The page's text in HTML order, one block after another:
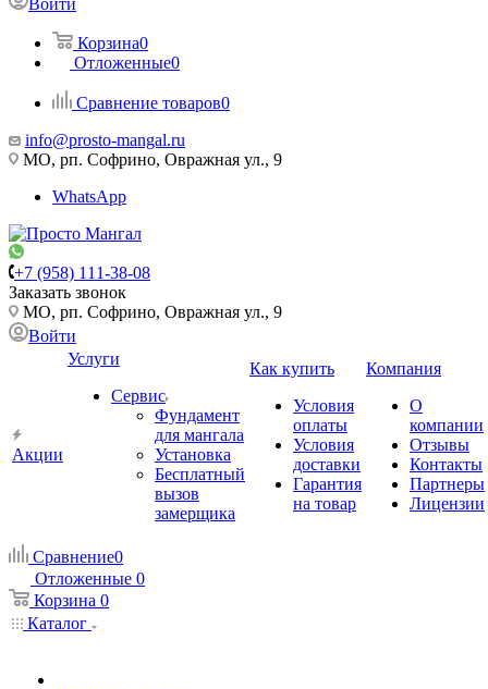
Войти
Корзина0
Отложенные0
Сравнение товаров0
info@prosto-mangal.ru
МО, рп. Софрино, Овражная ул., 9
WhatsApp
+7 (958) 111-38-08
Заказать звонок
МО, рп. Софрино, Овражная ул., 9
Войти
Акции
Услуги
Сервис
Фундамент
для мангала
Установка
Бесплатный
вызов
замерщика
Как купить
Условия
оплаты
Условия
доставки
Гарантия
на товар
Компания
О
компании
Отзывы
Контакты
Партнеры
Лицензии
Сравнение0
Отложенные 0
Корзина 0
Каталог